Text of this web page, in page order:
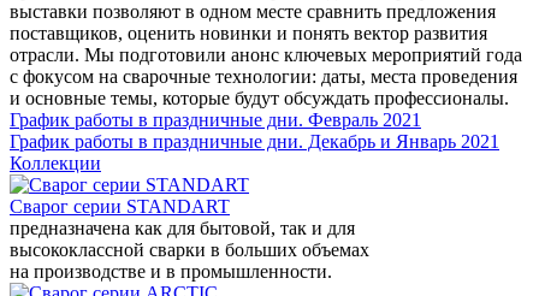
выставки позволяют в одном месте сравнить предложения
поставщиков, оценить новинки и понять вектор развития
отрасли. Мы подготовили анонс ключевых мероприятий года
с фокусом на сварочные технологии: даты, места проведения
и основные темы, которые будут обсуждать профессионалы.
График работы в праздничные дни. Февраль 2021
График работы в праздничные дни. Декабрь и Январь 2021
Коллекции
Сварог серии STANDART
предназначена как для бытовой, так и для
высококлассной сварки в больших объемах
на производстве и в промышленности.